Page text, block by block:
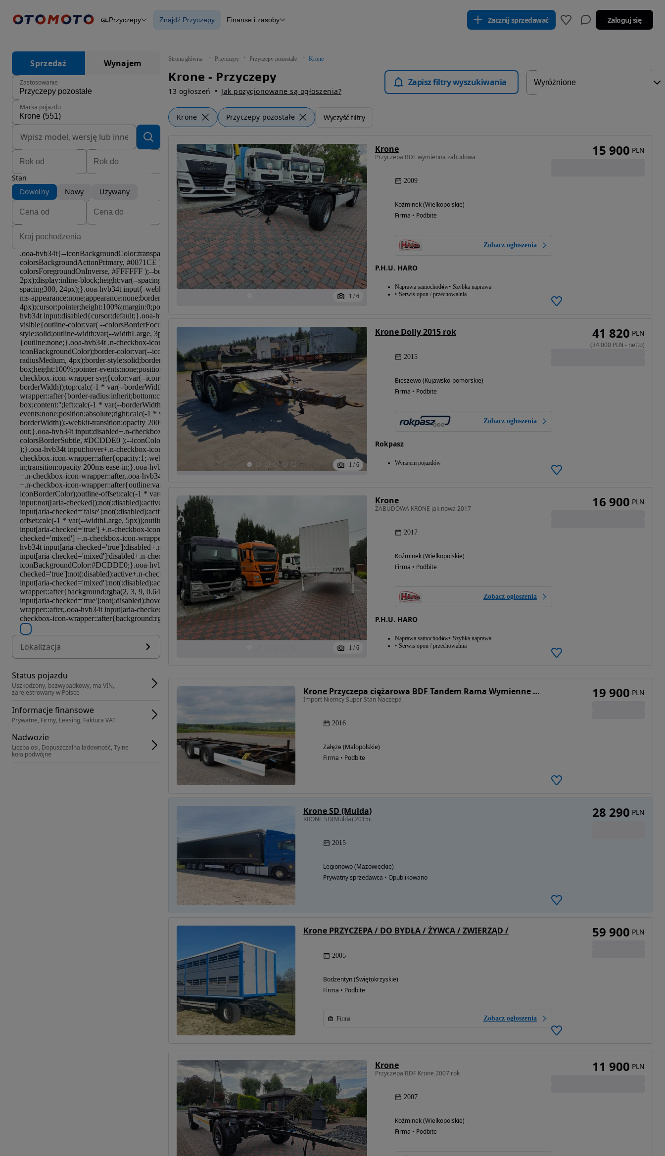
Osobowe
Przyczepy
Przyczepy Znajdź Przyczepy Finanse i zasoby Zacznij sprzedawać Zaloguj się
Strona główna Przyczepy Przyczepy pozostałe Krone
Krone - Przyczepy
13 ogłoszeń Jak pozycjonowane są ogłoszenia?
Zapisz filtry wyszukiwania
Krone Przyczepy pozostałe Wyczyść filtry
Sprzedaż Wynajem
Zastosowanie
Marka pojazdu
Stan
Dowolny
Nowy Używany
Możliwość
finansowania
Lokalizacja
Status pojazdu
Uszkodzony, bezwypadkowy, ma VIN,
zarejestrowany w Polsce
Informacje finansowe
Prywatne, Firmy, Leasing, Faktura VAT
Nadwozie
Liczba osi, Dopuszczalna ładowność, Tylne
koła podwójne
1 / 6
Krone
Przyczepa BDF wymienna zabudowa
2009
Koźminek (Wielkopolskie)
Firma • Podbite
Zobacz ogłoszenia
P.H.U. HARO
Naprawa samochodów Szybka naprawa
Serwis opon / przechowalnia
15 900 PLN
1 / 6
Krone Dolly 2015 rok
2015
Bieszewo (Kujawsko-pomorskie)
Firma • Podbite
Zobacz ogłoszenia
Rokpasz
Wynajem pojazdów
41 820 PLN
(34 000 PLN - netto)
1 / 6
Krone
ZABUDOWA KRONE jak nowa 2017
2017
Koźminek (Wielkopolskie)
Firma • Podbite
Zobacz ogłoszenia
P.H.U. HARO
Naprawa samochodów Szybka naprawa
Serwis opon / przechowalnia
16 900 PLN
Krone Przyczepa ciężarowa BDF Tandem Rama Wymienne nadwozie Dowolna zabudowa
Import Niemcy Super Stan Naczepa
2016
Załęże (Małopolskie)
Firma • Podbite
19 900 PLN
Krone SD (Mulda)
KRONE SD(Mulda) 2015r.
2015
Legionowo (Mazowieckie)
Prywatny sprzedawca • Opublikowano
28 290 PLN
Krone PRZYCZEPA / DO BYDŁA / ŻYWCA / ZWIERZĄD /
2005
Bodzentyn (Świętokrzyskie)
Firma • Podbite
Firma Zobacz ogłoszenia
59 900 PLN
Krone
Przyczepa BDF Krone 2007 rok
2007
Koźminek (Wielkopolskie)
Firma • Podbite
11 900 PLN